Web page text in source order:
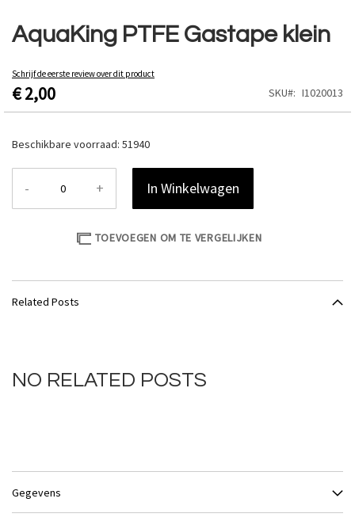
AquaKing PTFE Gastape klein
Schrijf de eerste review over dit product
€ 2,00 SKU I1020013
Beschikbare voorraad: 51940
- + In Winkelwagen
TOEVOEGEN OM TE VERGELIJKEN
naar
het
van
de
afbeeldingen-
Related Posts
NO RELATED POSTS
Gegevens